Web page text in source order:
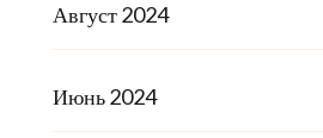
Август 2024
Июнь 2024